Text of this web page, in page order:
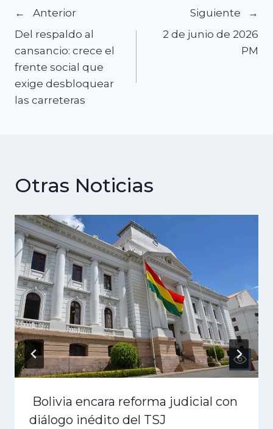
Navegación
de
entradas
Anterior
Del respaldo al
cansancio: crece el
frente social que
exige desbloquear
las carreteras
Siguiente
2 de junio de 2026
PM
Otras Noticias
Bolivia encara reforma judicial con
diálogo inédito del TSJ